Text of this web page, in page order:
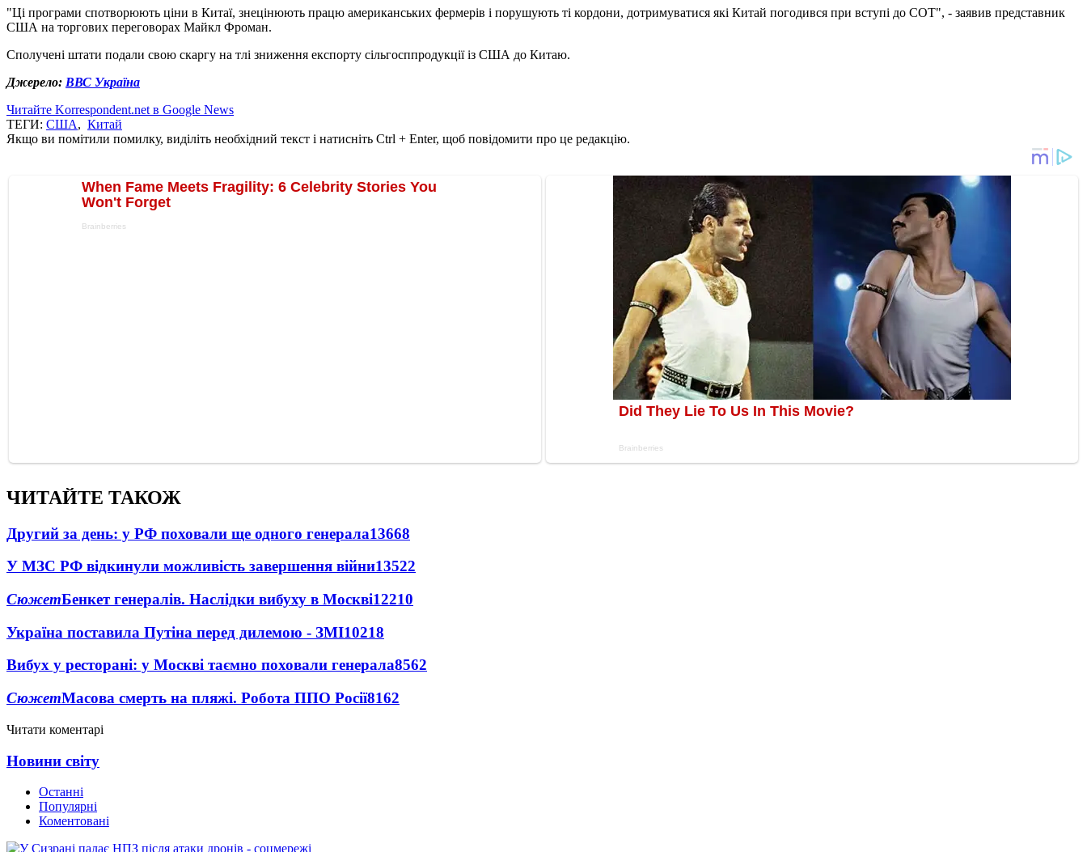
"Ці програми спотворюють ціни в Китаї, знецінюють працю американських фермерів і порушують ті кордони, дотримуватися які Китай погодився при вступі до СОТ", - заявив представник
США на торгових переговорах Майкл Фроман.
Сполучені штати подали свою скаргу на тлі зниження експорту сільгосппродукції із США до Китаю.
Джерело: ВВС Україна
Читайте Korrespondent.net в Google News
ТЕГИ: США, Китай
Якщо ви помітили помилку, виділіть необхідний текст і натисніть Ctrl + Enter, щоб повідомити про це редакцію.
ЧИТАЙТЕ ТАКОЖ
Другий за день: у РФ поховали ще одного генерала13668
У МЗС РФ відкинули можливість завершення війни13522
СюжетБенкет генералів. Наслідки вибуху в Москві12210
Україна поставила Путіна перед дилемою - ЗМІ10218
Вибух у ресторані: у Москві таємно поховали генерала8562
СюжетМасова смерть на пляжі. Робота ППО Росії8162
Читати коментарі
Новини світу
Останні
Популярні
Коментовані